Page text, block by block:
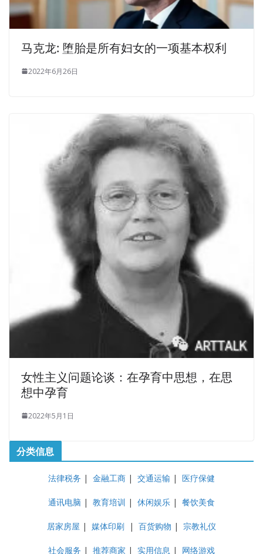
马克龙: 堕胎是所有妇女的一项基本权利
2022年6月26日
女性主义问题论谈：在孕育中思想，在思
想中孕育
2022年5月1日
分类信息
法律税务 | 金融工商 | 交通运输 | 医疗保健
通讯电脑 | 教育培训 | 休闲娱乐 | 餐饮美食
居家房屋 | 媒体印刷 | 百货购物 | 宗教礼仪
社会服务 | 推荐商家 | 实用信息 | 网络游戏